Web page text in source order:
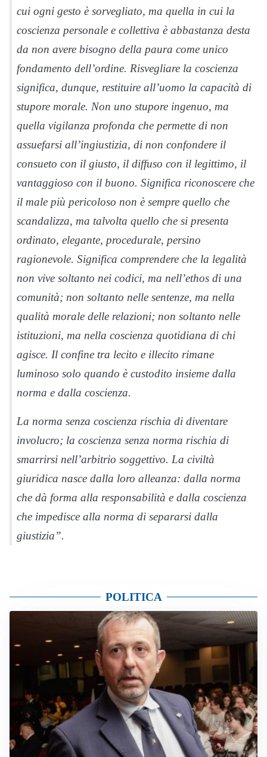
cui ogni gesto è sorvegliato, ma quella in cui la
coscienza personale e collettiva è abbastanza desta
da non avere bisogno della paura come unico
fondamento dell’ordine. Risvegliare la coscienza
significa, dunque, restituire all’uomo la capacità di
stupore morale. Non uno stupore ingenuo, ma
quella vigilanza profonda che permette di non
assuefarsi all’ingiustizia, di non confondere il
consueto con il giusto, il diffuso con il legittimo, il
vantaggioso con il buono. Significa riconoscere che
il male più pericoloso non è sempre quello che
scandalizza, ma talvolta quello che si presenta
ordinato, elegante, procedurale, persino
ragionevole. Significa comprendere che la legalità
non vive soltanto nei codici, ma nell’ethos di una
comunità; non soltanto nelle sentenze, ma nella
qualità morale delle relazioni; non soltanto nelle
istituzioni, ma nella coscienza quotidiana di chi
agisce. Il confine tra lecito e illecito rimane
luminoso solo quando è custodito insieme dalla
norma e dalla coscienza.
La norma senza coscienza rischia di diventare
involucro; la coscienza senza norma rischia di
smarrirsi nell’arbitrio soggettivo. La civiltà
giuridica nasce dalla loro alleanza: dalla norma
che dà forma alla responsabilità e dalla coscienza
che impedisce alla norma di separarsi dalla
giustizia”.
POLITICA